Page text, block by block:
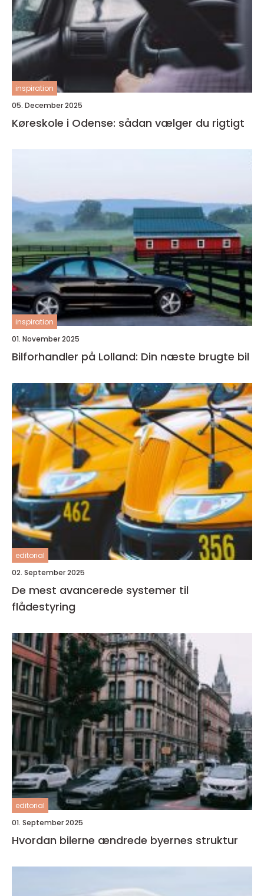
inspiration
05. December 2025
Køreskole i Odense: sådan vælger du rigtigt
inspiration
01. November 2025
Bilforhandler på Lolland: Din næste brugte bil
editorial
02. September 2025
De mest avancerede systemer til
flådestyring
editorial
01. September 2025
Hvordan bilerne ændrede byernes struktur